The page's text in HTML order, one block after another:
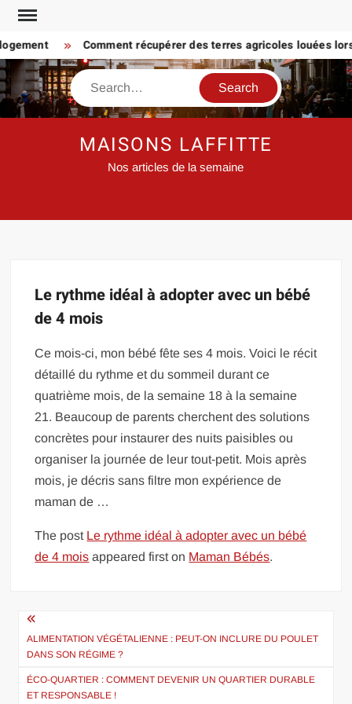
Skip
content
Comment récupérer des terres agricoles louées
Search
MAISONS LAFFITTE
Nos articles de la semaine
Le rythme idéal à adopter avec un bébé
de 4 mois
Ce mois-ci, mon bébé fête ses 4 mois. Voici le récit
détaillé du rythme et du sommeil durant ce
quatrième mois, de la semaine 18 à la semaine
21. Beaucoup de parents cherchent des solutions
concrètes pour instaurer des nuits paisibles ou
organiser la journée de leur tout-petit. Mois après
mois, je décris sans filtre mon expérience de
maman de …
The post Le rythme idéal à adopter avec un bébé
de 4 mois appeared first on Maman Bébés.
Navigation
de
l’article
ALIMENTATION VÉGÉTALIENNE : PEUT-ON INCLURE DU POULET
DANS SON RÉGIME ?
ÉCO-QUARTIER : COMMENT DEVENIR UN QUARTIER DURABLE
ET RESPONSABLE !